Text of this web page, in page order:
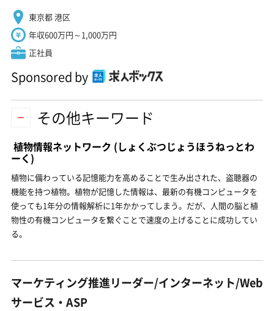
東京都 港区
年収600万円～1,000万円
正社員
Sponsored by
その他キーワード
植物情報ネットワーク (しょくぶつじょうほうねっとわ
ーく)
植物に備わっている記憶能力を高めることで生み出された、盗聴器の
機能を持つ植物。植物が記憶した情報は、最新の有機コンピュータを
使っても1年分の情報解析に1年かかってしまう。だが、人間の脳と植
物性の有機コンピュータを繋ぐことで速度の上げることに成功してい
る。
マーケティング推進リーダー/インターネット/Web
サービス・ASP